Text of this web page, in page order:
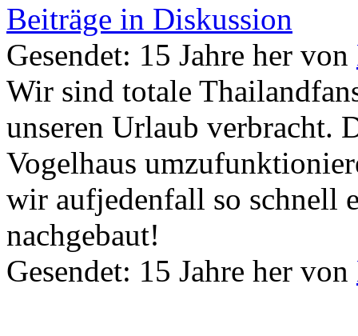
Beiträge in Diskussion
Gesendet: 15 Jahre her von
Wir sind totale
unseren Urlaub verbracht.
Vogelhaus
wir aufjedenfall so schnell
nachgebaut!
Gesendet: 15 Jahre her von